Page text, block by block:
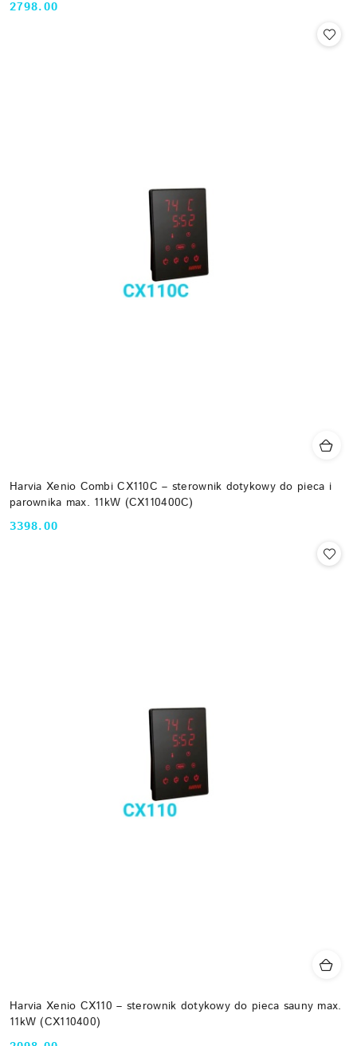
Cena:
2798.00
Harvia Xenio Combi CX110C – sterownik dotykowy do pieca i
parownika max. 11kW (CX110400C)
Cena:
3398.00
Harvia Xenio CX110 – sterownik dotykowy do pieca sauny max.
11kW (CX110400)